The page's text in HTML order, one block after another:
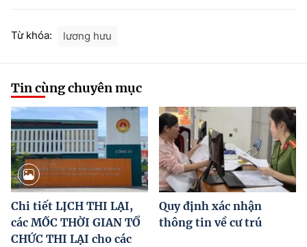
Từ khóa: lương hưu
Tin cùng chuyên mục
Chi tiết LỊCH THI LẠI,
các MỐC THỜI GIAN TỔ
CHỨC THI LẠI cho các
Quy định xác nhận
thông tin về cư trú